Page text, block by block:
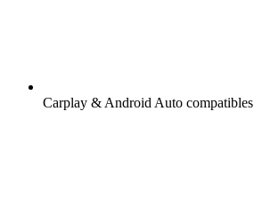
Carplay & Android Auto compatibles